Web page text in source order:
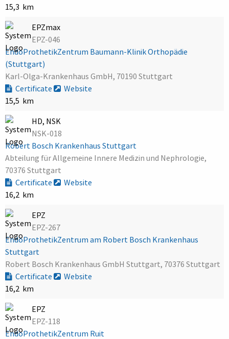
15,3 km
EPZmax
EPZ-046
EndoProthetikZentrum Baumann-Klinik Orthopädie
(Stuttgart)
Karl-Olga-Krankenhaus GmbH, 70190 Stuttgart
Certificate
Website
15,5 km
HD, NSK
NSK-018
Robert Bosch Krankenhaus Stuttgart
Abteilung für Allgemeine Innere Medizin und Nephrologie,
70376 Stuttgart
Certificate
Website
16,2 km
EPZ
EPZ-267
EndoProthetikZentrum am Robert Bosch Krankenhaus
Stuttgart
Robert Bosch Krankenhaus GmbH Stuttgart, 70376 Stuttgart
Certificate
Website
16,2 km
EPZ
EPZ-118
EndoProthetikZentrum Ruit